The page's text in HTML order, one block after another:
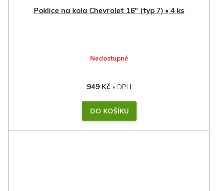
Poklice na kola Chevrolet 16" (typ 7) • 4 ks
Nedostupné
949 Kč
DO KOŠÍKU